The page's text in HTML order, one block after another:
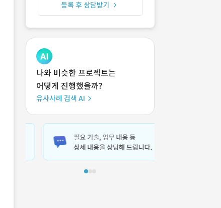
등록 후 상담받기
나와 비슷한 프로젝트는
어떻게 진행했을까?
유사사례 검색 AI